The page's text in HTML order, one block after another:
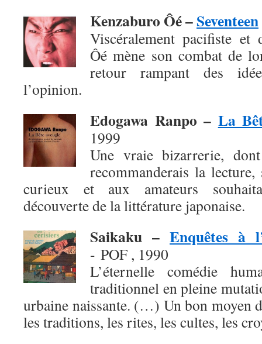
Kenzaburo Ôé –Seventeen
Viscéralement pacifiste et
Ôé mène son combat de
retour rampant des
l’opinion.
Edogawa Ranpo – La
1999
Une vraie bizarrerie,
recommanderais la
curieux et aux amateurs
découverte de la littérature japonaise.
Saikaku – Enquêtes à
- POF , 1990
L’éternelle comédie
traditionnel en pleine
urbaine naissante. (…) Un bon moyen
les traditions, les rites, les cultes, les